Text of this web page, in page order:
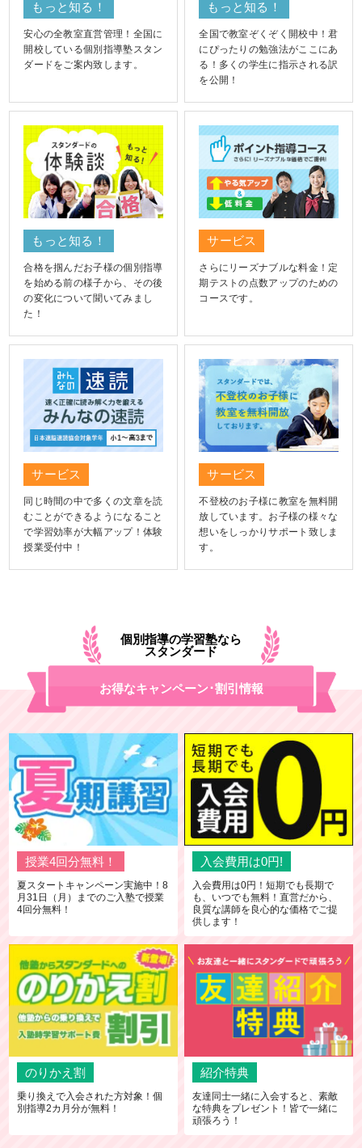
もっと知る！
安心の全教室直営管理！全国に
開校している個別指導塾スタン
ダードをご案内致します。
もっと知る！
全国で教室ぞくぞく開校中！君
にぴったりの勉強法がここにあ
る！多くの学生に指示される訳
を公開！
もっと知る！
合格を掴んだお子様の個別指導
を始める前の様子から、その後
の変化について聞いてみまし
た！
サービス
さらにリーズナブルな料金！定
期テストの点数アップのための
コースです。
サービス
同じ時間の中で多くの文章を読
むことができるようになること
で学習効率が大幅アップ！体験
授業受付中！
サービス
不登校のお子様に教室を無料開
放しています。お子様の様々な
想いをしっかりサポート致しま
す。
個別指導の学習塾なら
スタンダード
お得なキャンペーン･割引情報
授業4回分無料！
夏スタートキャンペーン実施中！8
月31日（月）までのご入塾で授業
4回分無料！
入会費用は0円!
入会費用は0円！短期でも長期で
も、いつでも無料！直営だから、
良質な講師を良心的な価格でご提
供します！
のりかえ割
乗り換えで入会された方対象！個
別指導2カ月分が無料！
紹介特典
友達同士一緒に入会すると、素敵
な特典をプレゼント！皆で一緒に
頑張ろう！